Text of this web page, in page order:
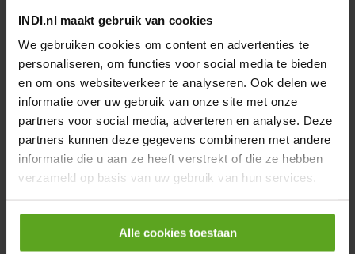
INDI.nl maakt gebruik van cookies
We gebruiken cookies om content en advertenties te
personaliseren, om functies voor social media te bieden
en om ons websiteverkeer te analyseren. Ook delen we
informatie over uw gebruik van onze site met onze
partners voor social media, adverteren en analyse. Deze
partners kunnen deze gegevens combineren met andere
informatie die u aan ze heeft verstrekt of die ze hebben
verzameld op basis van uw gebruik van hun services.
Alle cookies toestaan
Brandstofdrukaccumulator
Artikelnummer:504347960FPT
Merknaam:FPT Industrial
− Aantal
EA +